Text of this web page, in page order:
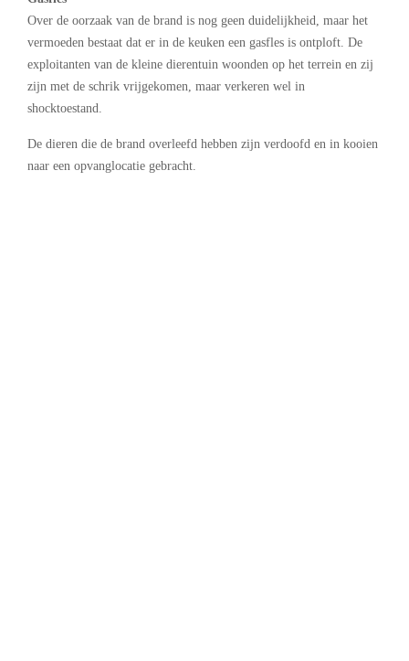
Over de oorzaak van de brand is nog geen duidelijkheid, maar het
vermoeden bestaat dat er in de keuken een gasfles is ontploft. De
exploitanten van de kleine dierentuin woonden op het terrein en zij
zijn met de schrik vrijgekomen, maar verkeren wel in
shocktoestand.
De dieren die de brand overleefd hebben zijn verdoofd en in kooien
naar een opvanglocatie gebracht.